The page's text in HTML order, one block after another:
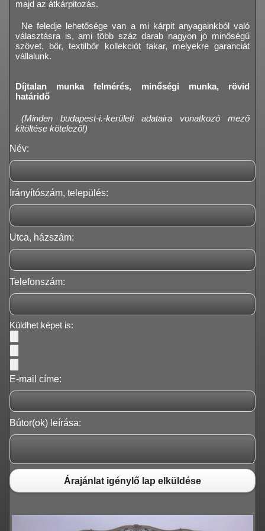
majd az átkárpitozás.
Ne feledje lehetősége van a mi kárpit anyagainkból való
választásra is, ami több száz darab nagyon jó minőségű
szövet, bőr, textilbőr kollekciót takar, melyekre garanciát
vállalunk.
Díjtalan munka felmérés, minőségi munka, rövid
határidő
(Minden budapest-i.-kerületi adataira vonatkozó mező
kitöltése kötelező!)
Név:
Irányítószám, település:
Utca, házszám:
Telefonszám:
Küldhet képet is:
E-mail címe:
Bútor(ok) leírása:
Árajánlat igénylő lap elküldése